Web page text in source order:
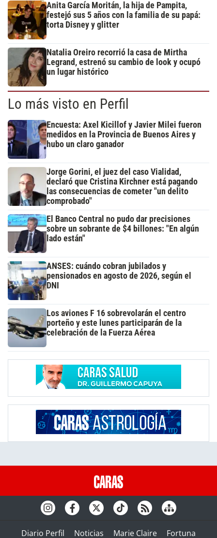
Anita García Moritán, la hija de Pampita,
festejó sus 5 años con la familia de su papá:
torta Disney y glitter
Natalia Oreiro recorrió la casa de Mirtha
Legrand, estrenó su cambio de look y ocupó
un lugar histórico
Lo más visto en Perfil
Encuesta: Axel Kicillof y Javier Milei fueron
medidos en la Provincia de Buenos Aires y
hubo un claro ganador
Jorge Gorini, el juez del caso Vialidad,
declaró que Cristina Kirchner está pagando
las consecuencias de cometer "un delito
comprobado"
El Banco Central no pudo dar precisiones
sobre un sobrante de $4 billones: "En algún
lado están"
ANSES: cuándo cobran jubilados y
pensionados en agosto de 2026, según el
DNI
Los aviones F 16 sobrevolarán el centro
porteño y este lunes participarán de la
celebración de la Fuerza Aérea
Diario Perfil Noticias Marie Claire Fortuna